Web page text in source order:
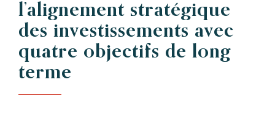
l’alignement stratégique
des investissements avec
quatre objectifs de long
terme